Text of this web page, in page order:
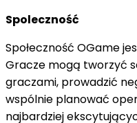
Spoleczność
Społeczność OGame
Gracze mogą tworzyć
graczami, prowadzić
wspólnie planować
najbardziej